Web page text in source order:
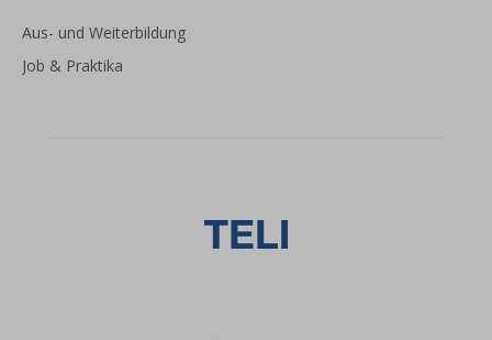
Aus- und Weiterbildung
Job & Praktika